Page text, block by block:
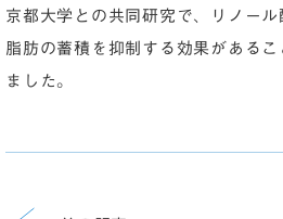
京都大学との共同研究で、リノー
脂肪の蓄積を抑制する効果がある
ました。